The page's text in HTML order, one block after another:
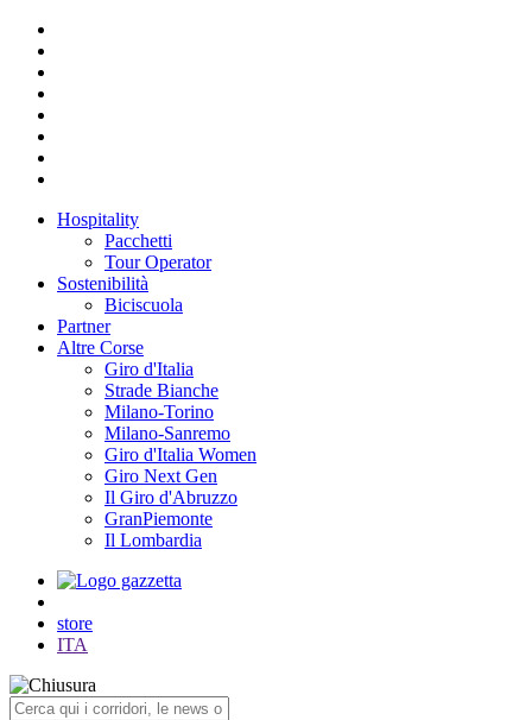
Hospitality
Pacchetti
Tour Operator
Sostenibilità
Biciscuola
Partner
Altre Corse
Giro d'Italia
Strade Bianche
Milano-Torino
Milano-Sanremo
Giro d'Italia Women
Giro Next Gen
Il Giro d'Abruzzo
GranPiemonte
Il Lombardia
store
ITA